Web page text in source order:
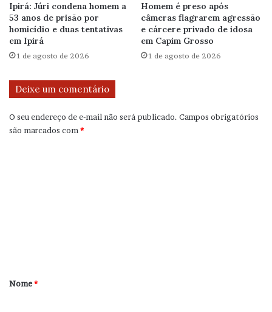
Ipirá: Júri condena homem a
53 anos de prisão por
homicídio e duas tentativas
em Ipirá
1 de agosto de 2026
Homem é preso após
câmeras flagrarem agressão
e cárcere privado de idosa
em Capim Grosso
1 de agosto de 2026
Deixe um comentário
O seu endereço de e-mail não será publicado. Campos obrigatórios
são marcados com*
r
Nome*